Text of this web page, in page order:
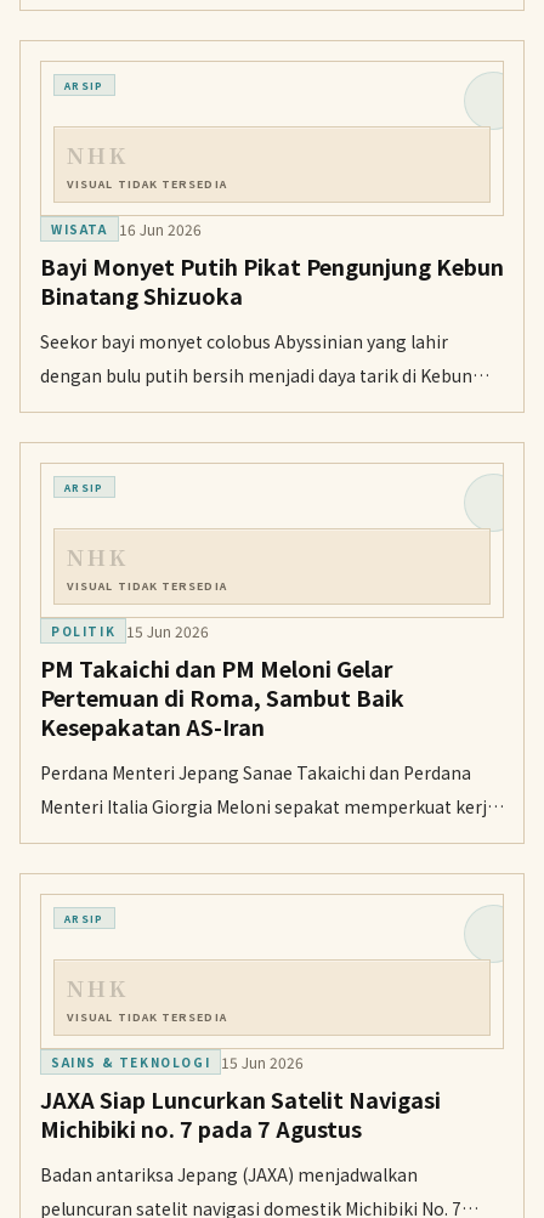
infrastruktur penting Jepang dari potensi ancaman
model AI canggih.
ARSIP
NHK
VISUAL TIDAK TERSEDIA
WISATA 16 Jun 2026
Bayi Monyet Putih Pikat Pengunjung Kebun
Binatang Shizuoka
Seekor bayi monyet colobus Abyssinian yang lahir
dengan bulu putih bersih menjadi daya tarik di Kebun
Binatang Hamamatsu, Shizuoka, sebelum warnanya
berubah seiring usia.
ARSIP
NHK
VISUAL TIDAK TERSEDIA
POLITIK 15 Jun 2026
PM Takaichi dan PM Meloni Gelar
Pertemuan di Roma, Sambut Baik
Kesepakatan AS-Iran
Perdana Menteri Jepang Sanae Takaichi dan Perdana
Menteri Italia Giorgia Meloni sepakat memperkuat kerja
sama bilateral di bidang teknologi dan pertahanan,
serta menyambut baik upaya perdamaian di Timur
Tengah.
ARSIP
NHK
VISUAL TIDAK TERSEDIA
SAINS & TEKNOLOGI 15 Jun 2026
JAXA Siap Luncurkan Satelit Navigasi
Michibiki no. 7 pada 7 Agustus
Badan antariksa Jepang (JAXA) menjadwalkan
peluncuran satelit navigasi domestik Michibiki No. 7